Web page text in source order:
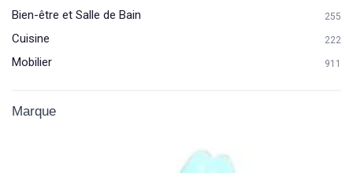
Bien-être et Salle de Bain 255
Cuisine 222
Mobilier 911
Marque